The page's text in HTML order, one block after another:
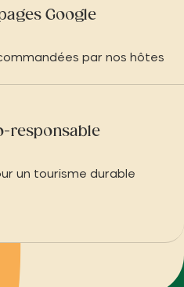
Google
par nos hôtes
responsable
un tourisme durable